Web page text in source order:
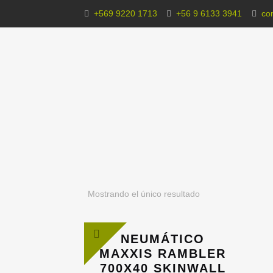
+569 9220 1713 +56 9 6133 3941
Mostrando el único resultado
NEUMÁTICO
MAXXIS RAMBLER
700X40 SKINWALL